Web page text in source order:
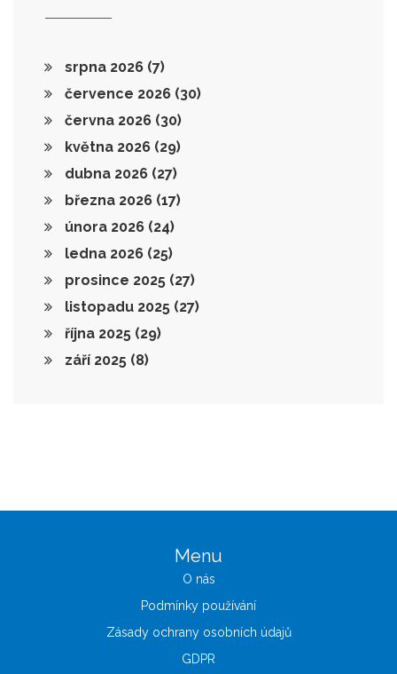
srpna 2026 (7)
července 2026 (30)
června 2026 (30)
května 2026 (29)
dubna 2026 (27)
března 2026 (17)
února 2026 (24)
ledna 2026 (25)
prosince 2025 (27)
listopadu 2025 (27)
října 2025 (29)
září 2025 (8)
Menu
O nás
Podmínky používání
Zásady ochrany osobních údajů
GDPR